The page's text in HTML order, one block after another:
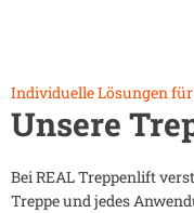
Individuelle Lösungen für
Unsere
Bei REAL Treppenlift
Treppe und jedes